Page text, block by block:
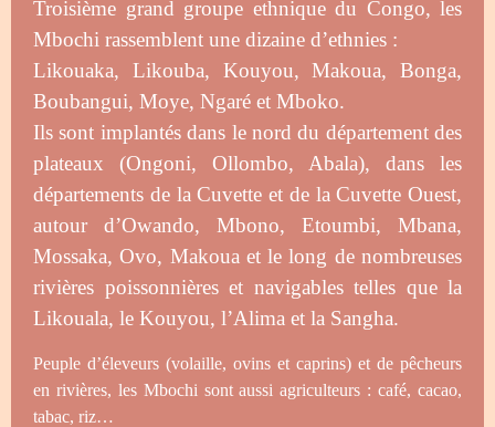
Troisième grand groupe ethnique du Congo, les
Mbochi rassemblent une dizaine d’ethnies :
Likouaka, Likouba, Kouyou, Makoua, Bonga,
Boubangui, Moye, Ngaré et Mboko.
Ils sont implantés dans le nord du département des
plateaux (Ongoni, Ollombo, Abala), dans les
départements de la Cuvette et de la Cuvette Ouest,
autour d’Owando, Mbono, Etoumbi, Mbana,
Mossaka, Ovo, Makoua et le long de nombreuses
rivières poissonnières et navigables telles que la
Likouala, le Kouyou, l’Alima et la Sangha.
Peuple d’éleveurs (volaille, ovins et caprins) et de pêcheurs
en rivières, les Mbochi sont aussi agriculteurs : café, cacao,
tabac, riz…